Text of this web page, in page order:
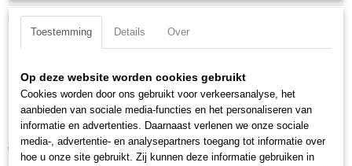
Productcode
3235K3
EAN code
Productcode leverancier
3235K3
Ook interessant
Kraftwerk 3232 Momentsleutel 1/4" 4 - 20 Nm
€ 77,74
Toestemming Details Over
Op deze website worden cookies gebruikt
Cookies worden door ons gebruikt voor verkeersanalyse, het
aanbieden van sociale media-functies en het personaliseren van
informatie en advertenties. Daarnaast verlenen we onze sociale
media-, advertentie- en analysepartners toegang tot informatie over
hoe u onze site gebruikt. Zij kunnen deze informatie gebruiken in